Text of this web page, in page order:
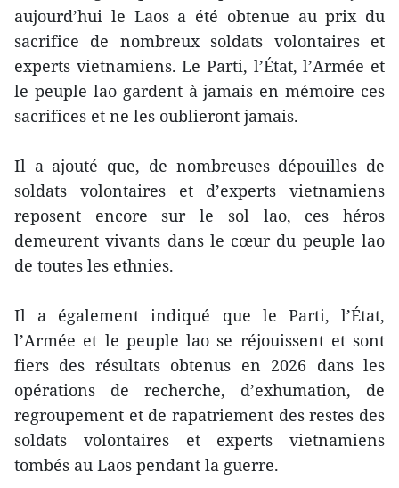
aujourd’hui le Laos a été obtenue au prix du
sacrifice de nombreux soldats volontaires et
experts vietnamiens. Le Parti, l’État, l’Armée et
le peuple lao gardent à jamais en mémoire ces
sacrifices et ne les oublieront jamais.
Il a ajouté que, de nombreuses dépouilles de
soldats volontaires et d’experts vietnamiens
reposent encore sur le sol lao, ces héros
demeurent vivants dans le cœur du peuple lao
de toutes les ethnies.
Il a également indiqué que le Parti, l’État,
l’Armée et le peuple lao se réjouissent et sont
fiers des résultats obtenus en 2026 dans les
opérations de recherche, d’exhumation, de
regroupement et de rapatriement des restes des
soldats volontaires et experts vietnamiens
tombés au Laos pendant la guerre.